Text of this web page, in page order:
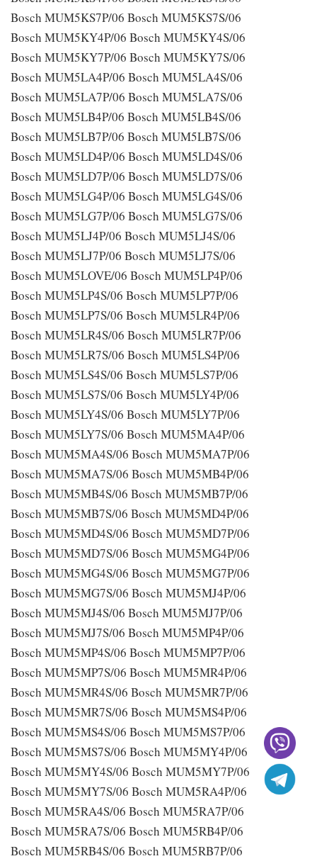
Bosch MUM5KS7P/06 Bosch MUM5KS7S/06
Bosch MUM5KY4P/06 Bosch MUM5KY4S/06
Bosch MUM5KY7P/06 Bosch MUM5KY7S/06
Bosch MUM5LA4P/06 Bosch MUM5LA4S/06
Bosch MUM5LA7P/06 Bosch MUM5LA7S/06
Bosch MUM5LB4P/06 Bosch MUM5LB4S/06
Bosch MUM5LB7P/06 Bosch MUM5LB7S/06
Bosch MUM5LD4P/06 Bosch MUM5LD4S/06
Bosch MUM5LD7P/06 Bosch MUM5LD7S/06
Bosch MUM5LG4P/06 Bosch MUM5LG4S/06
Bosch MUM5LG7P/06 Bosch MUM5LG7S/06
Bosch MUM5LJ4P/06 Bosch MUM5LJ4S/06
Bosch MUM5LJ7P/06 Bosch MUM5LJ7S/06
Bosch MUM5LOVE/06 Bosch MUM5LP4P/06
Bosch MUM5LP4S/06 Bosch MUM5LP7P/06
Bosch MUM5LP7S/06 Bosch MUM5LR4P/06
Bosch MUM5LR4S/06 Bosch MUM5LR7P/06
Bosch MUM5LR7S/06 Bosch MUM5LS4P/06
Bosch MUM5LS4S/06 Bosch MUM5LS7P/06
Bosch MUM5LS7S/06 Bosch MUM5LY4P/06
Bosch MUM5LY4S/06 Bosch MUM5LY7P/06
Bosch MUM5LY7S/06 Bosch MUM5MA4P/06
Bosch MUM5MA4S/06 Bosch MUM5MA7P/06
Bosch MUM5MA7S/06 Bosch MUM5MB4P/06
Bosch MUM5MB4S/06 Bosch MUM5MB7P/06
Bosch MUM5MB7S/06 Bosch MUM5MD4P/06
Bosch MUM5MD4S/06 Bosch MUM5MD7P/06
Bosch MUM5MD7S/06 Bosch MUM5MG4P/06
Bosch MUM5MG4S/06 Bosch MUM5MG7P/06
Bosch MUM5MG7S/06 Bosch MUM5MJ4P/06
Bosch MUM5MJ4S/06 Bosch MUM5MJ7P/06
Bosch MUM5MJ7S/06 Bosch MUM5MP4P/06
Bosch MUM5MP4S/06 Bosch MUM5MP7P/06
Bosch MUM5MP7S/06 Bosch MUM5MR4P/06
Bosch MUM5MR4S/06 Bosch MUM5MR7P/06
Bosch MUM5MR7S/06 Bosch MUM5MS4P/06
Bosch MUM5MS4S/06 Bosch MUM5MS7P/06
Bosch MUM5MS7S/06 Bosch MUM5MY4P/06
Bosch MUM5MY4S/06 Bosch MUM5MY7P/06
Bosch MUM5MY7S/06 Bosch MUM5RA4P/06
Bosch MUM5RA4S/06 Bosch MUM5RA7P/06
Bosch MUM5RA7S/06 Bosch MUM5RB4P/06
Bosch MUM5RB4S/06 Bosch MUM5RB7P/06